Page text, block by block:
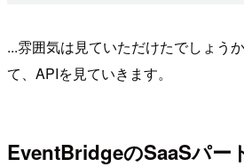
...雰囲気は見ていただけたでしょう
て、APIを見ていきます。
EventBridgeのSaaSパー